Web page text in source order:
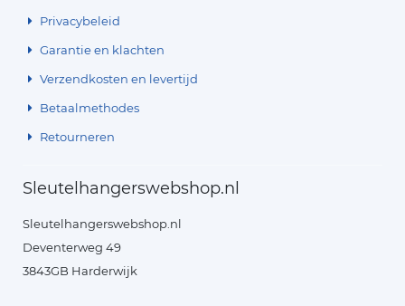
Privacybeleid
Garantie en klachten
Verzendkosten en levertijd
Betaalmethodes
Retourneren
Sleutelhangerswebshop.nl
Sleutelhangerswebshop.nl
Deventerweg 49
3843GB Harderwijk